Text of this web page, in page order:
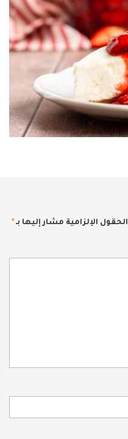
الحقول الإلزامية مشار إليها بـ *